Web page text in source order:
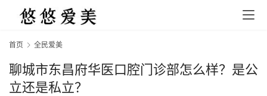
首页 全民爱美
聊城市东昌府华医口腔门诊部怎么样？是公
立还是私立？